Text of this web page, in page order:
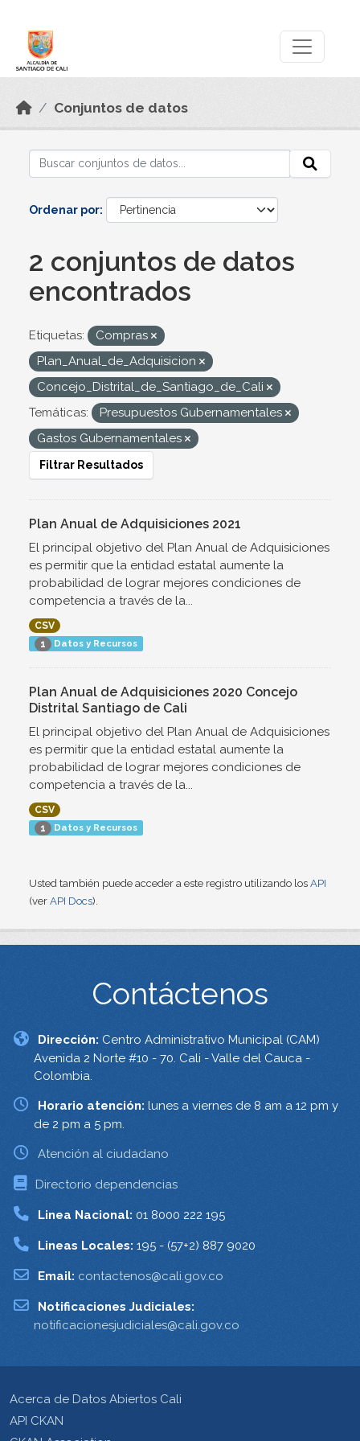
Conjuntos de datos
Ordenar por
2 conjuntos de datos
encontrados
Etiquetas:
Compras
Plan_Anual_de_Adquisicion
Concejo_Distrital_de_Santiago_de_Cali
Temáticas:
Presupuestos Gubernamentales
Gastos Gubernamentales
Filtrar Resultados
Plan Anual de Adquisiciones 2021
El principal objetivo del Plan Anual de Adquisiciones
es permitir que la entidad estatal aumente la
probabilidad de lograr mejores condiciones de
competencia a través de la...
CSV
1 Datos y Recursos
Plan Anual de Adquisiciones 2020 Concejo
Distrital Santiago de Cali
El principal objetivo del Plan Anual de Adquisiciones
es permitir que la entidad estatal aumente la
probabilidad de lograr mejores condiciones de
competencia a través de la...
CSV
1 Datos y Recursos
Usted también puede acceder a este registro utilizando los API
(ver API Docs).
Contáctenos
Dirección: Centro Administrativo Municipal (CAM)
Avenida 2 Norte #10 - 70. Cali - Valle del Cauca -
Colombia.
Horario atención: lunes a viernes de 8 am a 12 pm y
de 2 pm a 5 pm.
Atención al ciudadano
Directorio dependencias
Linea Nacional: 01 8000 222 195
Lineas Locales: 195 - (57+2) 887 9020
Email: contactenos@cali.gov.co
Notificaciones Judiciales:
notificacionesjudiciales@cali.gov.co
Acerca de Datos Abiertos Cali
API CKAN